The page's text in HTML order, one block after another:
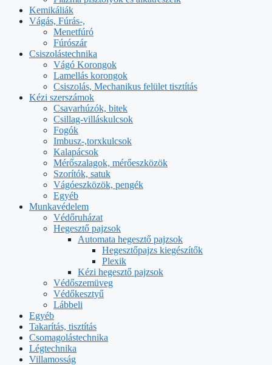
Kemikáliák
Vágás, Fúrás-,
Menetfúró
Fúrószár
Csiszolástechnika
Vágó Korongok
Lamellás korongok
Csiszolás, Mechanikus felület tisztítás
Kézi szerszámok
Csavarhúzók, bitek
Csillag-villáskulcsok
Fogók
Imbusz-,torxkulcsok
Kalapácsok
Mérőszalagok, mérőeszközök
Szorítók, satuk
Vágóeszközök, pengék
Egyéb
Munkavédelem
Védőruházat
Hegesztő pajzsok
Automata hegesztő pajzsok
Hegesztőpajzs kiegészítők
Plexik
Kézi hegesztő pajzsok
Védőszemüveg
Védőkesztyű
Lábbeli
Egyéb
Takarítás, tisztítás
Csomagolástechnika
Légtechnika
Villamosság